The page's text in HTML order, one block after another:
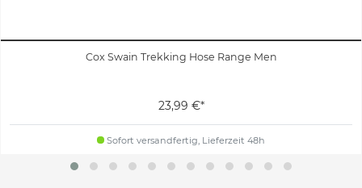
Cox Swain Trekking Hose Range Men
23,99 €*
Sofort versandfertig, Lieferzeit 48h